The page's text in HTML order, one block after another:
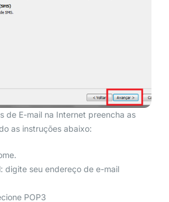
de E-mail na Internet preencha as
as instruções abaixo:
digite seu endereço de e-mail
POP3